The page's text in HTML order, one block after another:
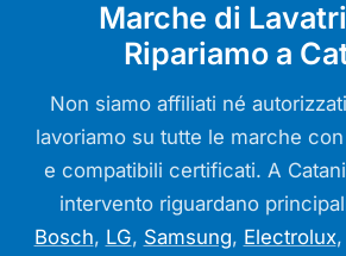
Marche di
Ripariamo a
Non siamo affiliati né
lavoriamo su tutte le marche
e compatibili certificati. A
intervento riguardano
Bosch, LG, Samsung, Electrolux,